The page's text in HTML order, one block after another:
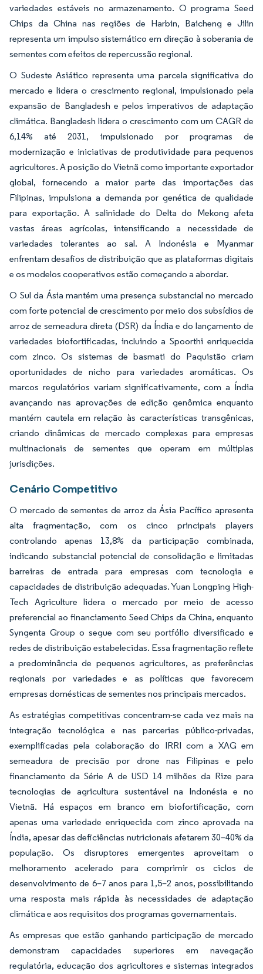
variedades estáveis no armazenamento. O programa Seed
Chips da China nas regiões de Harbin, Baicheng e Jilin
representa um impulso sistemático em direção à soberania de
sementes com efeitos de repercussão regional.
O Sudeste Asiático representa uma parcela significativa do
mercado e lidera o crescimento regional, impulsionado pela
expansão de Bangladesh e pelos imperativos de adaptação
climática. Bangladesh lidera o crescimento com um CAGR de
6,14% até 2031, impulsionado por programas de
modernização e iniciativas de produtividade para pequenos
agricultores. A posição do Vietnã como importante exportador
global, fornecendo a maior parte das importações das
Filipinas, impulsiona a demanda por genética de qualidade
para exportação. A salinidade do Delta do Mekong afeta
vastas áreas agrícolas, intensificando a necessidade de
variedades tolerantes ao sal. A Indonésia e Myanmar
enfrentam desafios de distribuição que as plataformas digitais
e os modelos cooperativos estão começando a abordar.
O Sul da Ásia mantém uma presença substancial no mercado
com forte potencial de crescimento por meio dos subsídios de
arroz de semeadura direta (DSR) da Índia e do lançamento de
variedades biofortificadas, incluindo a Spoorthi enriquecida
com zinco. Os sistemas de basmati do Paquistão criam
oportunidades de nicho para variedades aromáticas. Os
marcos regulatórios variam significativamente, com a Índia
avançando nas aprovações de edição genômica enquanto
mantém cautela em relação às características transgênicas,
criando dinâmicas de mercado complexas para empresas
multinacionais de sementes que operam em múltiplas
jurisdições.
Cenário Competitivo
O mercado de sementes de arroz da Ásia Pacífico apresenta
alta fragmentação, com os cinco principais players
controlando apenas 13,8% da participação combinada,
indicando substancial potencial de consolidação e limitadas
barreiras de entrada para empresas com tecnologia e
capacidades de distribuição adequadas. Yuan Longping High-
Tech Agriculture lidera o mercado por meio de acesso
preferencial ao financiamento Seed Chips da China, enquanto
Syngenta Group o segue com seu portfólio diversificado e
redes de distribuição estabelecidas. Essa fragmentação reflete
a predominância de pequenos agricultores, as preferências
regionais por variedades e as políticas que favorecem
empresas domésticas de sementes nos principais mercados.
As estratégias competitivas concentram-se cada vez mais na
integração tecnológica e nas parcerias público-privadas,
exemplificadas pela colaboração do IRRI com a XAG em
semeadura de precisão por drone nas Filipinas e pelo
financiamento da Série A de USD 14 milhões da Rize para
tecnologias de agricultura sustentável na Indonésia e no
Vietnã. Há espaços em branco em biofortificação, com
apenas uma variedade enriquecida com zinco aprovada na
Índia, apesar das deficiências nutricionais afetarem 30–40% da
população. Os disruptores emergentes aproveitam o
melhoramento acelerado para comprimir os ciclos de
desenvolvimento de 6–7 anos para 1,5–2 anos, possibilitando
uma resposta mais rápida às necessidades de adaptação
climática e aos requisitos dos programas governamentais.
As empresas que estão ganhando participação de mercado
demonstram capacidades superiores em navegação
regulatória, educação dos agricultores e sistemas integrados